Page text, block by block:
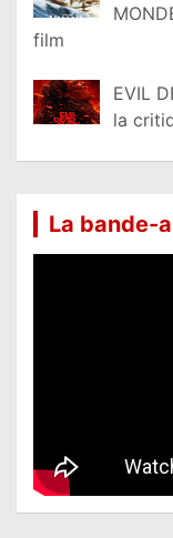
film
EVIL
la
La bande-